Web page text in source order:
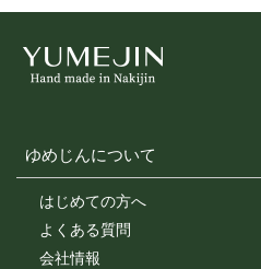
よびパスワードが必要になりま
会員のみなさまから提供さ
購入履歴などの大切な個人情
れますが、当社はその個人情
ものとし、法令などにより開
開示しないものとします。
※チャートなど一個人が特定で
があります。
ゆめじんについて
はじめての方へ
よくある質問
会社情報